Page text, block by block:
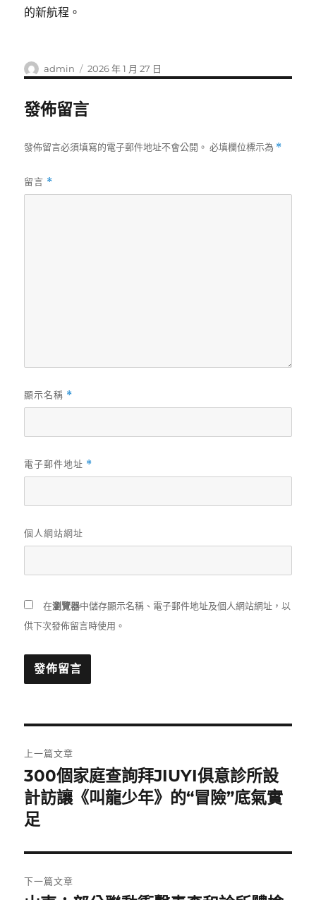
的新航程。
作
者
admin
發
佈
2026 年 1 月 27 日
發佈留言
發佈留言必須填寫的電子郵件地址不會公開。 必填欄位標示為 *
留言 *
顯示名稱 *
電子郵件地址 *
個人網站網址
在瀏覽器中儲存顯示名稱、電子郵件地址及個人網站網址，以
供下次發佈留言時使用。
章
導
覽
上一篇文章
上
一
篇
章:
300個家庭查詢拜JIUYI俱意診所設
計訪讓《叫龍少年》的“冒險”底氣實
足
下一篇文章